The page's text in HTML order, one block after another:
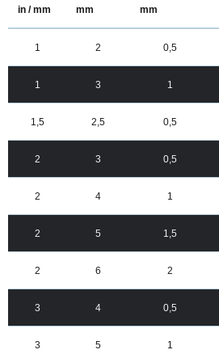
in / mm mm mm
1 2 0,5
1 3 1
1,5 2,5 0,5
2 3 0,5
2 4 1
2 5 1,5
2 6 2
3 4 0,5
3 5 1